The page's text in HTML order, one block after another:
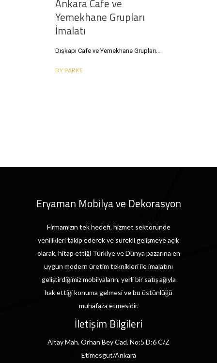
GRUPLARI, ANKARA CAFE VE YEMEKHANE
Ankara Cafe ve
Yemekhane Grupları
İmalatı
Dışkapı Cafe ve Yemekhane Grupları
BY PARKE
Eryaman Mobilya ve Dekorasyon
Firmamızın tek hedefi, hizmet sektöründe
yenilikleri takip ederek ve sürekli gelişmeye açık
olarak, hitap ettiği Türkiye ve Dünya pazarına en
uygun modern üretim teknikleri ile imalatını
geliştirdiğimiz mobilyaların, yerli bir satış ağıyla
hak ettiği konuma gelmesi ve bu üstünlüğü
muhafaza etmesidir.
İletişim Bilgileri
Altay Mah. Orhan Bey Cad. No:5 D:6 C/Z
Etimesgut/Ankara